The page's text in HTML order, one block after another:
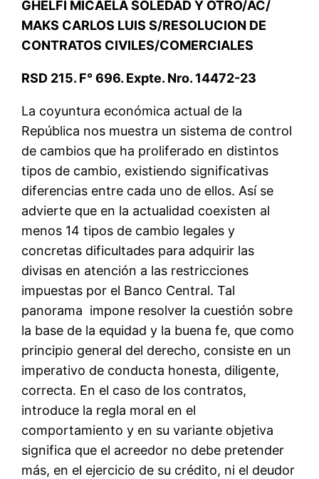
GHELFI MICAELA SOLEDAD Y OTRO/AC/
MAKS CARLOS LUIS S/RESOLUCION DE
CONTRATOS CIVILES/COMERCIALES
RSD 215. F° 696. Expte. Nro. 14472-23
La coyuntura económica actual de la
República nos muestra un sistema de control
de cambios que ha proliferado en distintos
tipos de cambio, existiendo significativas
diferencias entre cada uno de ellos. Así se
advierte que en la actualidad coexisten al
menos 14 tipos de cambio legales y
concretas dificultades para adquirir las
divisas en atención a las restricciones
impuestas por el Banco Central. Tal
panorama impone resolver la cuestión sobre
la base de la equidad y la buena fe, que como
principio general del derecho, consiste en un
imperativo de conducta honesta, diligente,
correcta. En el caso de los contratos,
introduce la regla moral en el
comportamiento y en su variante objetiva
significa que el acreedor no debe pretender
más, en el ejercicio de su crédito, ni el deudor